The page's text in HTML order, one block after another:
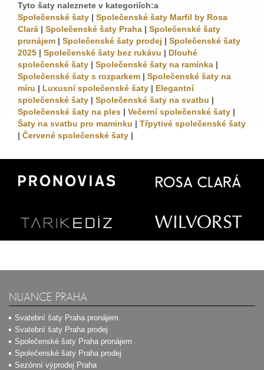
Tyto šaty naleznete v kategoriích:a
Společenské šaty | Společenské šaty Marfil by Rosa
Clará | Společenské šaty Praha | Společenské šaty
pronájem | Společenské šaty prodej | Společenské šaty
2025 | Společenské šaty bez rukávu | Dlouhé
společenské šaty | Společenské šaty na ramínka |
Společenské šaty s rozparkem | Společenské šaty na
míru | Luxusní společenské šaty | Elegantní
společenské šaty | Společenské šaty na svatbu |
Společenské šaty na ples | Večerní společenské šaty |
Šaty na svatbu pro maminku | Třpytivé společenské šaty
| Červené společenské šaty |
NUANCE PRAHA
Svatební šaty Praha pronájem
Svatební šaty Praha prodej
Společenské šaty Praha pronájem
Společenské šaty Praha prodej
Sezónní výprodej Praha